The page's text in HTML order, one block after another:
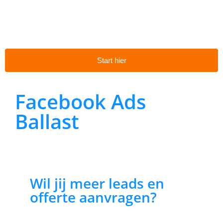
Start hier
Facebook Ads
Ballast
Wil jij meer leads en
offerte aanvragen?